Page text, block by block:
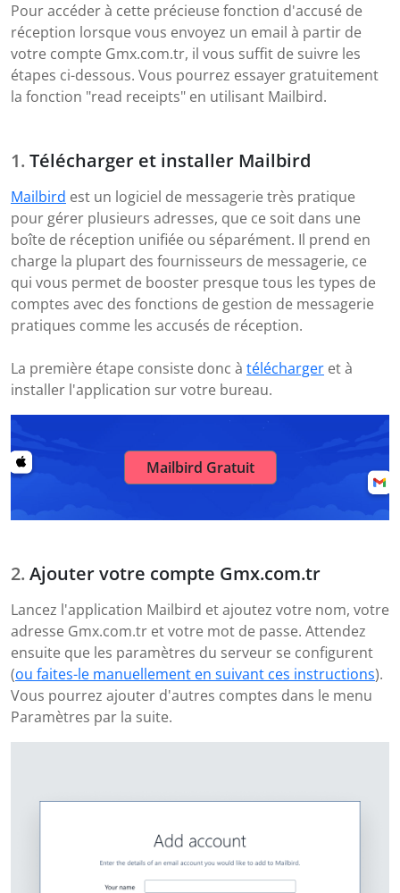
Pour accéder à cette précieuse fonction d'accusé de
réception lorsque vous envoyez un email à partir de
votre compte Gmx.com.tr, il vous suffit de suivre les
étapes ci-dessous. Vous pourrez essayer gratuitement
la fonction "read receipts" en utilisant Mailbird.
Télécharger et installer Mailbird
Mailbird est un logiciel de messagerie très pratique
pour gérer plusieurs adresses, que ce soit dans une
boîte de réception unifiée ou séparément. Il prend en
charge la plupart des fournisseurs de messagerie, ce
qui vous permet de booster presque tous les types de
comptes avec des fonctions de gestion de messagerie
pratiques comme les accusés de réception.
La première étape consiste donc à télécharger et à
installer l'application sur votre bureau.
Mailbird Gratuit
Ajouter votre compte Gmx.com.tr
Lancez l'application Mailbird et ajoutez votre nom, votre
adresse Gmx.com.tr et votre mot de passe. Attendez
ensuite que les paramètres du serveur se configurent
(ou faites-le manuellement en suivant ces instructions).
Vous pourrez ajouter d'autres comptes dans le menu
Paramètres par la suite.